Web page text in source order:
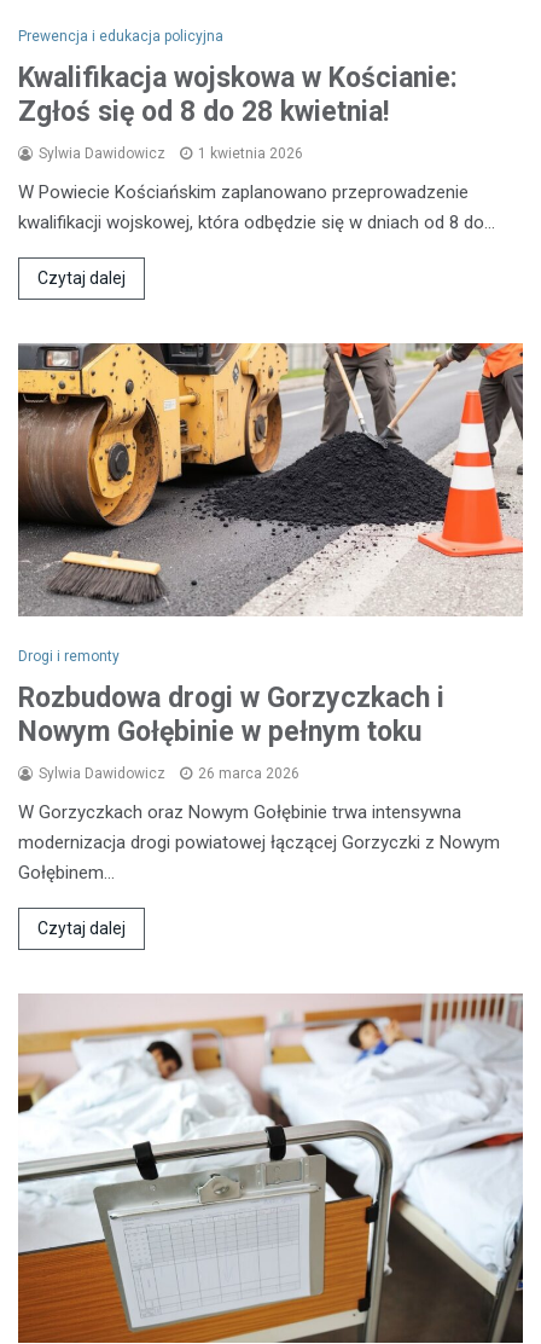
Prewencja i edukacja policyjna
Kwalifikacja wojskowa w Kościanie:
Zgłoś się od 8 do 28 kwietnia!
Sylwia Dawidowicz 1 kwietnia 2026
W Powiecie Kościańskim zaplanowano przeprowadzenie
kwalifikacji wojskowej, która odbędzie się w dniach od 8 do…
Czytaj dalej
Drogi i remonty
Rozbudowa drogi w Gorzyczkach i
Nowym Gołębinie w pełnym toku
Sylwia Dawidowicz 26 marca 2026
W Gorzyczkach oraz Nowym Gołębinie trwa intensywna
modernizacja drogi powiatowej łączącej Gorzyczki z Nowym
Gołębinem…
Czytaj dalej